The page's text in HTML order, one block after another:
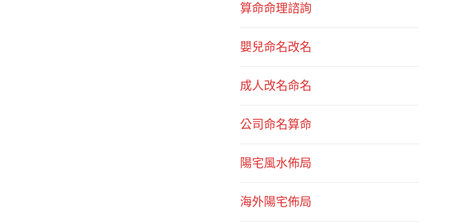
算命命理諮詢
嬰兒命名改名
成人改名命名
公司命名算命
陽宅風水佈局
海外陽宅佈局